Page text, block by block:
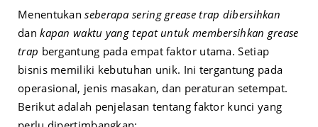
Menentukanseberapa sering grease trap dibersihkan
dankapan waktu yang tepat untuk membersihkan grease
trap bergantung pada empat faktor utama. Setiap
bisnis memiliki kebutuhan unik. Ini tergantung pada
operasional, jenis masakan, dan peraturan setempat.
Berikut adalah penjelasan tentang faktor kunci yang